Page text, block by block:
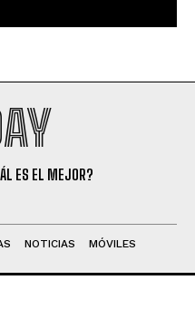
ES EL MEJOR?
NOTICIAS MÓVILES